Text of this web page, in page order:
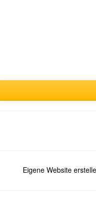
Eigene Website